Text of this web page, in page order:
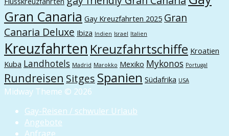
Gran Canaria Gay Kreuzfahrten 2025 Gran
Canaria Deluxe Ibiza Indien Israel Italien
Kreuzfahrten Kreuzfahrtschiffe Kroatien
Kuba Landhotels Madrid Marokko Mexiko Mykonos Portugal
Rundreisen Sitges Spanien Südafrika USA
Midway Theme © 2026
Gay-Reisen / schwuler Urlaub
Angebote
Anfrage